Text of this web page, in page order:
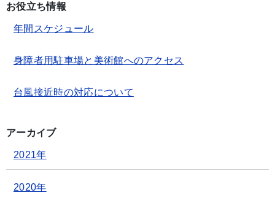
お役立ち情報
年間スケジュール
身障者用駐車場と美術館へのアクセス
台風接近時の対応について
アーカイブ
2021年
2020年